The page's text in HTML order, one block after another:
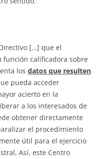
[…] que el
calificadora sobre
los datos que resulten
pueda acceder
acierto en la
a los interesados de
obtener directamente
el procedimiento
útil para el ejercicio
Así, este Centro